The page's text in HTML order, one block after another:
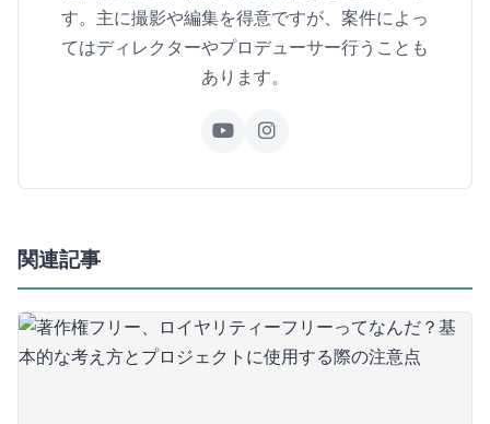
す。主に撮影や編集を得意ですが、案件によっ
てはディレクターやプロデューサー行うことも
あります。
関連記事